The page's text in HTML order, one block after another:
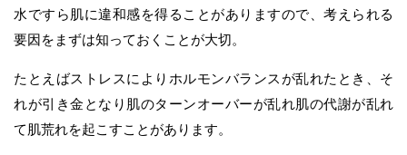
水ですら肌に違和感を得ることがありますので、考えられる
要因をまずは知っておくことが大切。
たとえばストレスによりホルモンバランスが乱れたとき、そ
れが引き金となり肌のターンオーバーが乱れ肌の代謝が乱れ
て肌荒れを起こすことがあります。